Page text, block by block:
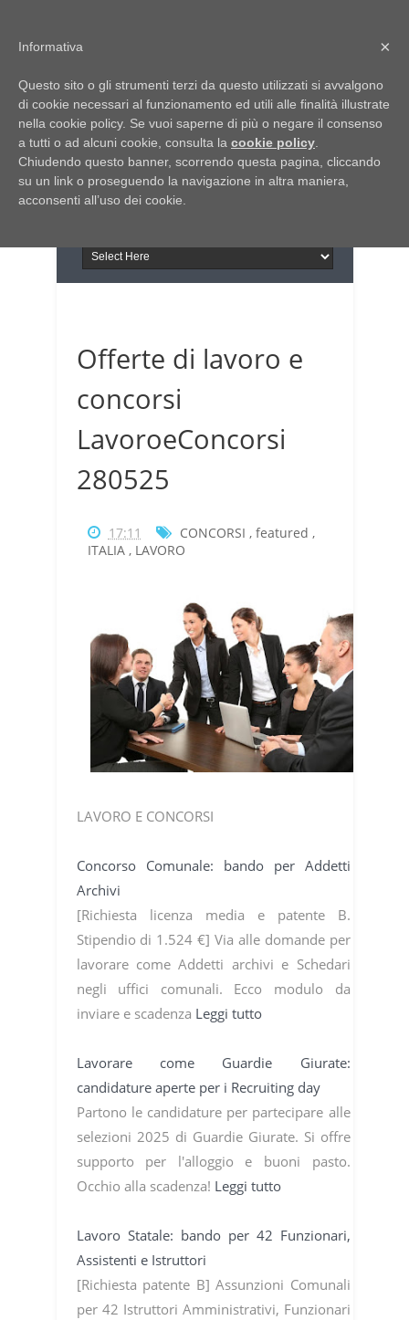
Italia Notizie
Giornale di Basilicata
Giornale di Puglia
INFORMAPUGLIA
Il portale n.1 del lavoro
in Puglia
Offerte di lavoro e
concorsi
LavoroeConcorsi
280525
17:11 CONCORSI , featured ,
ITALIA, LAVORO
LAVORO E CONCORSI
Concorso Comunale: bando per Addetti
Archivi
[Richiesta licenza media e patente B.
Stipendio di 1.524 €] Via alle domande per
lavorare come Addetti archivi e Schedari
negli uffici comunali. Ecco modulo da
inviare e scadenza Leggi tutto
Lavorare come Guardie Giurate:
candidature aperte per i Recruiting day
Partono le candidature per partecipare alle
selezioni 2025 di Guardie Giurate. Si offre
supporto per l'alloggio e buoni pasto.
Occhio alla scadenza! Leggi tutto
Lavoro Statale: bando per 42 Funzionari,
Assistenti e Istruttori
[Richiesta patente B] Assunzioni Comunali
per 42 Istruttori Amministrativi, Funzionari
×
Informativa
Questo sito o gli strumenti terzi da questo utilizzati si avvalgono
di cookie necessari al funzionamento ed utili alle finalità illustrate
nella cookie policy. Se vuoi saperne di più o negare il consenso
a tutti o ad alcuni cookie, consulta la cookie policy
Chiudendo questo banner, scorrendo questa pagina, cliccando
su un link o proseguendo la navigazione in altra maniera,
acconsenti all’uso dei cookie.